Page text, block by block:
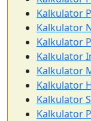
Kalkulator
Kalkulator
Kalkulator
Kalkulator
Kalkulator
Kalkulator
Kalkulator
Kalkulator